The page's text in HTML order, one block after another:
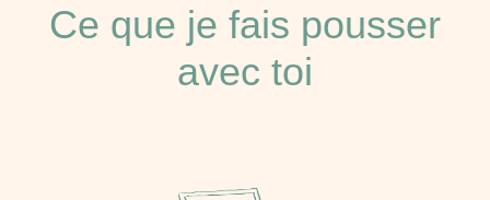
Ce que je fais pousser
avec toi